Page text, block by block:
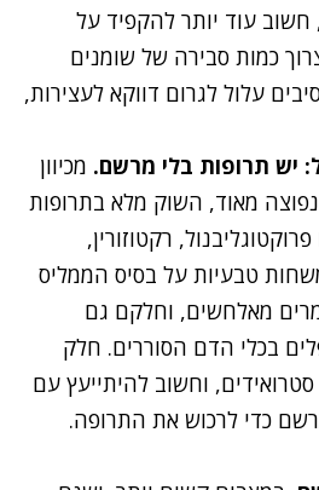
עוד יותר להקפיד על
כמות סבירה של שומנים
עלול לגרום דווקא לעצירות,
. מכיוון
מאוד, השוק מלא בתרופות
רקטוזורין,
טבעיות על בסיס הממליס
מאלחשים, וחלקם גם
בכלי הדם הסוררים. חלק
וחשוב להיתייעץ עם
כדי לרכוש את התרופה.